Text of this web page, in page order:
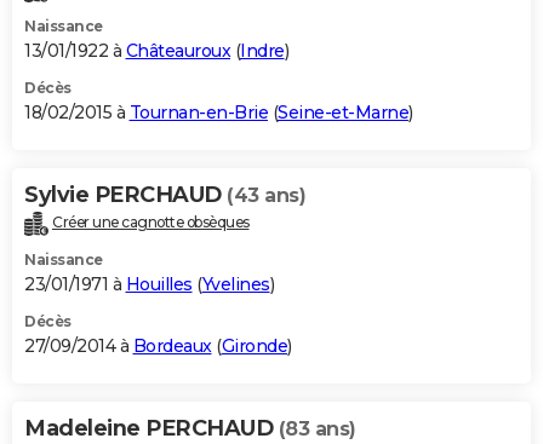
Naissance
13/01/1922 à Châteauroux(Indre)
Décès
18/02/2015 à Tournan-en-Brie (Seine-et-Marne)
Sylvie PERCHAUD (43 ans)
Créer une cagnotte obsèques
Naissance
23/01/1971 à Houilles (Yvelines)
Décès
27/09/2014 à Bordeaux(Gironde)
Madeleine PERCHAUD (83 ans)